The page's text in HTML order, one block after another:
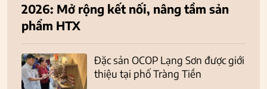
2026: Mở rộng kết nối, nâng tầm sản
phẩm HTX
Đặc sản OCOP Lạng Sơn được giới
thiệu tại phố Tràng Tiền